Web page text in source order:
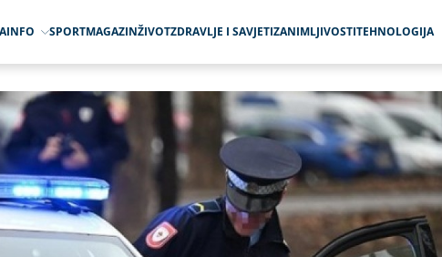
INFO SPORTMAGAZINŽIVOTZDRAVLJE I SAVJETIZANIMLJIVOSTITEHNOLOGIJA